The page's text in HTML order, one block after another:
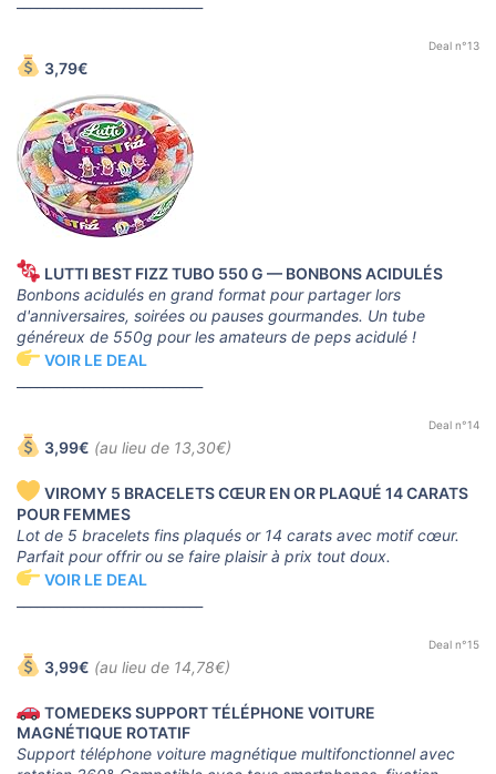
Deal n°13
3,79€
LUTTI BEST FIZZ TUBO 550 G — BONBONS ACIDULÉS
Bonbons acidulés en grand format pour partager lors
d'anniversaires, soirées ou pauses gourmandes. Un tube
généreux de 550g pour les amateurs de peps acidulé !
VOIR LE DEAL
Deal n°14
3,99€ (au lieu de 13,30€)
VIROMY 5 BRACELETS CŒUR EN OR PLAQUÉ 14 CARATS
POUR FEMMES
Lot de 5 bracelets fins plaqués or 14 carats avec motif cœur.
Parfait pour offrir ou se faire plaisir à prix tout doux.
VOIR LE DEAL
Deal n°15
3,99€ (au lieu de 14,78€)
TOMEDEKS SUPPORT TÉLÉPHONE VOITURE
MAGNÉTIQUE ROTATIF
Support téléphone voiture magnétique multifonctionnel avec